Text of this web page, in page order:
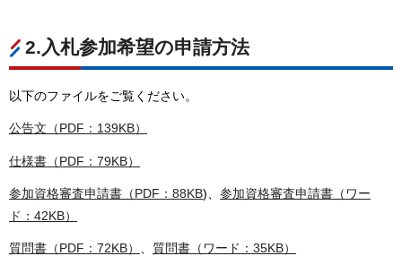
2.入札参加希望の申請方法
以下のファイルをご覧ください。
公告文（PDF：139KB）
仕様書（PDF：79KB）
参加資格審査申請書（PDF：88KB)、 参加資格審査申請書（ワー
ド：42KB）
質問書（PDF：72KB） 質問書（ワード：35KB）